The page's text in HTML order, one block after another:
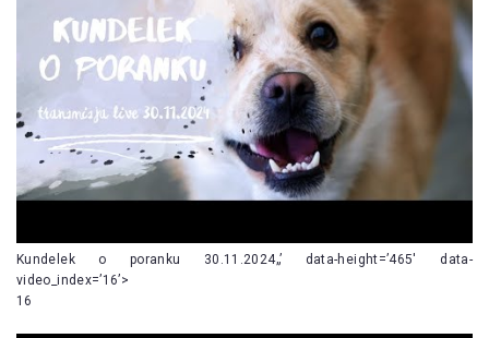
Kundelek o poranku 30.11.2024„’ data-height=’465′ data-
video_index=’16’>
16